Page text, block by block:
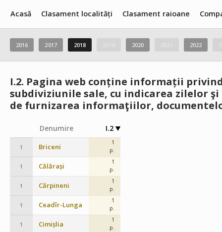
Acasă Clasament localități Clasament raioane
2016 2017 2018 2020 2022
I.2. Pagina web conține informații
subdiviziunile sale, cu indicarea zilelor
de furnizarea informaţiilor,
Denumire I.2
1 Briceni
1
p.
1 Călărași
1
p.
1 Cărpineni
1
p.
1 Ceadîr-Lunga
1
p.
1 Cimișlia
1
p.